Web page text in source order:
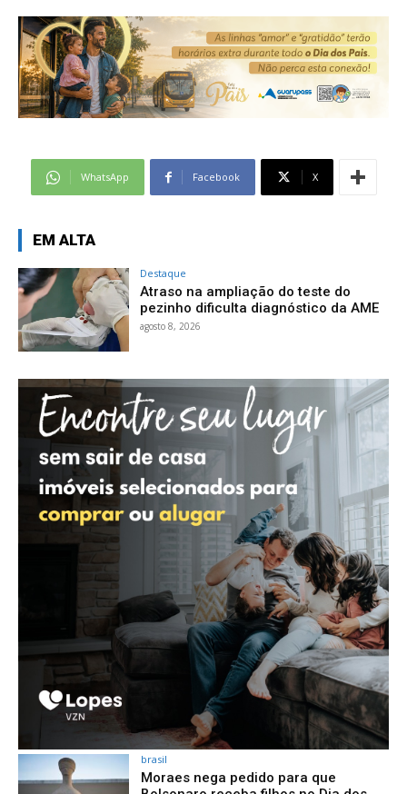
WhatsApp Facebook X
EM ALTA
Destaque
Atraso na ampliação do teste do
pezinho dificulta diagnóstico da AME
agosto 8, 2026
brasil
Moraes nega pedido para que